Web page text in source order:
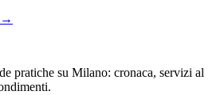
→
pratiche su Milano: cronaca, servizi al